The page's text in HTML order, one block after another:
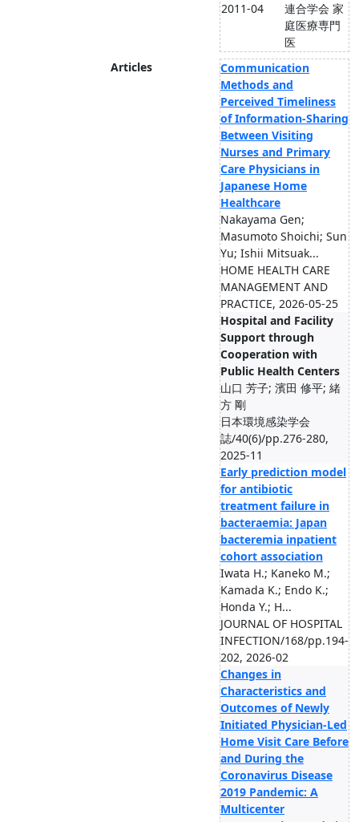
2011-04
連合学会 家
庭医療専門
医
Articles
Communication
Methods and
Perceived Timeliness
of Information-Sharing
Between Visiting
Nurses and Primary
Care Physicians in
Japanese Home
Healthcare
Nakayama Gen;
Masumoto Shoichi; Sun
Yu; Ishii Mitsuak...
HOME HEALTH CARE
MANAGEMENT AND
PRACTICE, 2026-05-25
Hospital and Facility
Support through
Cooperation with
Public Health Centers
山口 芳子; 濱田 修平; 緒
方 剛
日本環境感染学会
誌/40(6)/pp.276-280,
2025-11
Early prediction model
for antibiotic
treatment failure in
bacteraemia: Japan
bacteremia inpatient
cohort association
Iwata H.; Kaneko M.;
Kamada K.; Endo K.;
Honda Y.; H...
JOURNAL OF HOSPITAL
INFECTION/168/pp.194-
202, 2026-02
Changes in
Characteristics and
Outcomes of Newly
Initiated Physician-Led
Home Visit Care Before
and During the
Coronavirus Disease
2019 Pandemic: A
Multicenter